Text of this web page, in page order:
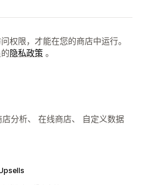
权限，才能在您的商店中运行。
隐私政策 。
分析、 在线商店、 自定义数据